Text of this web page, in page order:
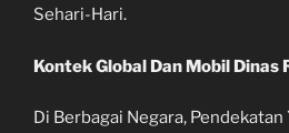
Sehari-Hari.
Kontek Global Dan Mobil Dinas
Di Berbagai Negara,